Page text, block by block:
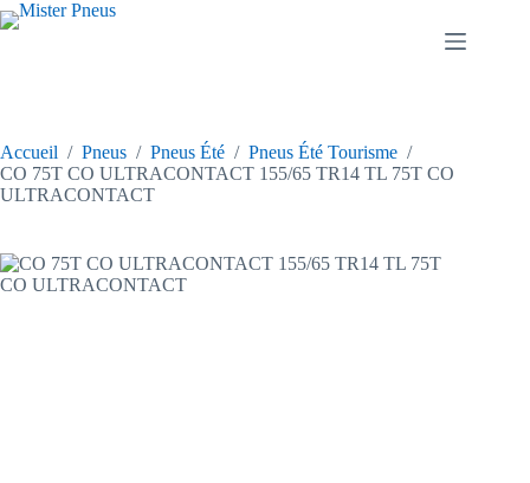
Passer
au
Accueil / Pneus / Pneus Été / Pneus Été Tourisme /
CO 75T CO ULTRACONTACT 155/65 TR14 TL 75T CO
ULTRACONTACT